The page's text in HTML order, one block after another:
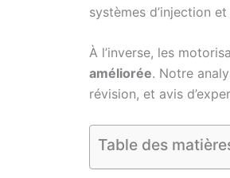
systèmes d’injection
À l’inverse, les
améliorée. Notre
révision, et avis
Table des